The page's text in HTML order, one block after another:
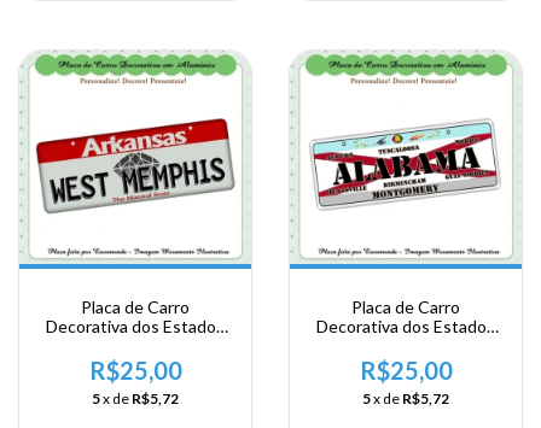
Placa de Carro
Decorativa dos Estados
USA - Area Sul - Arkansas
- West Memphis
R$25,00
5x de R$5,72
Placa de Carro
Decorativa dos Estados
USA - Area Sul - Alabama
- Alabama
R$25,00
5x de R$5,72